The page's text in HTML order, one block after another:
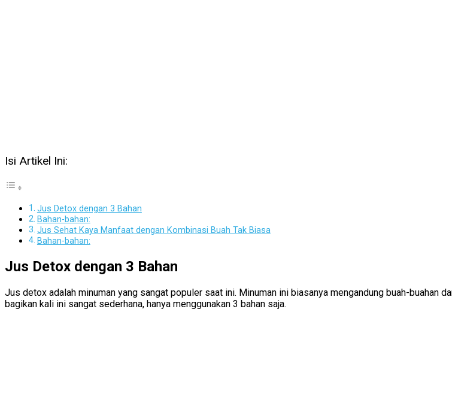
Isi Artikel Ini:
Jus Detox dengan 3 Bahan
Bahan-bahan:
Jus Sehat Kaya Manfaat dengan Kombinasi Buah Tak Biasa
Bahan-bahan:
Jus Detox dengan 3 Bahan
Jus detox adalah minuman yang sangat populer saat ini. Minuman ini biasanya mengandung buah-buahan
bagikan kali ini sangat sederhana, hanya menggunakan 3 bahan saja.